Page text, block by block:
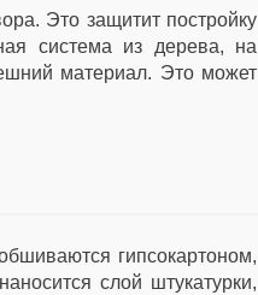
Это защитит постройку
система из дерева, на
материал. Это может
гипсокартоном,
слой штукатурки,